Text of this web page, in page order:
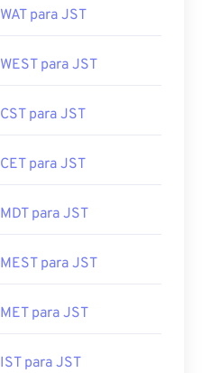
WAT para JST
WEST para JST
CST para JST
CET para JST
MDT para JST
MEST para JST
MET para JST
IST para JST